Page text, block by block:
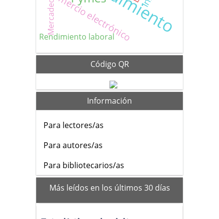
Comercio electrónico
Rendimiento laboral
Mercadeo
Código QR
Información
Para lectores/as
Para autores/as
Para bibliotecarios/as
mas_vistos
Más leídos en los últimos 30 días